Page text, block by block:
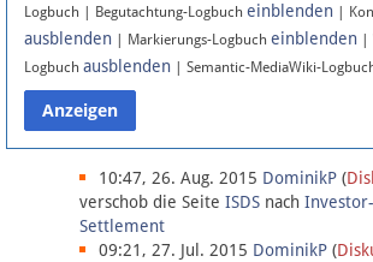
Anmelden
Datenschutz
Über Lobbypedia
Impressum
Logbuch | Begutachtung-Logbuch einblenden |
ausblenden | Markierungs-Logbuch einblenden |
Logbuch ausblenden | Semantic-MediaWiki-
10:47, 26. Aug. 2015 DominikP (
verschob die Seite ISDS nach
Settlement
09:21, 27. Jul. 2015 DominikP (